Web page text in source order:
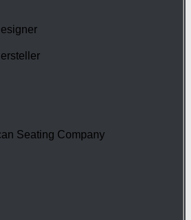
Seating Company